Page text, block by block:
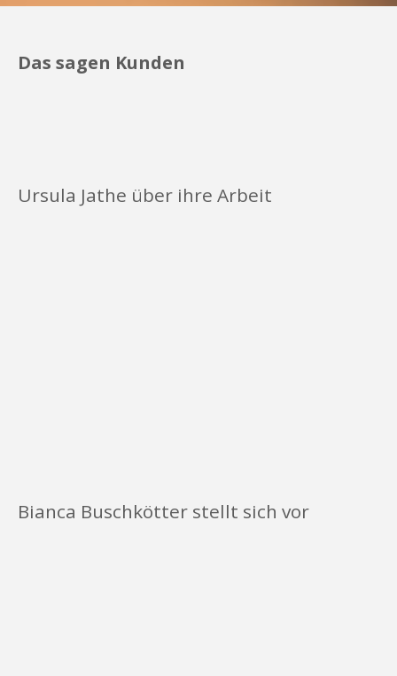
Das sagen Kunden
Ursula Jathe über ihre Arbeit
Bianca Buschkötter stellt sich vor